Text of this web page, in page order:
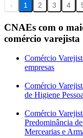
‹ 1 2 3 4
CNAEs com o
comércio varejista
Comércio
empresas
Comércio
de Higiene
Comércio
Predominância
Mercearias e